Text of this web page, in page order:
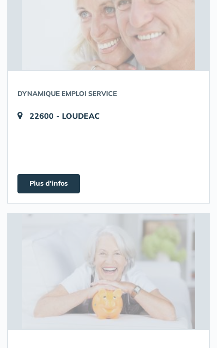
DYNAMIQUE EMPLOI SERVICE
22600 - LOUDEAC
Plus d'infos